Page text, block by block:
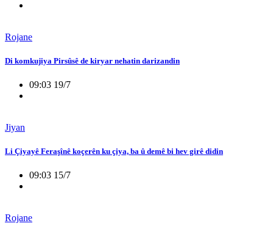
Rojane
Di komkujiya Pirsûsê de kiryar nehatin darizandin
09:03 19/7
Jiyan
Li Çiyayê Feraşînê koçerên ku çiya, ba û demê bi hev girê didin
09:03 15/7
Rojane